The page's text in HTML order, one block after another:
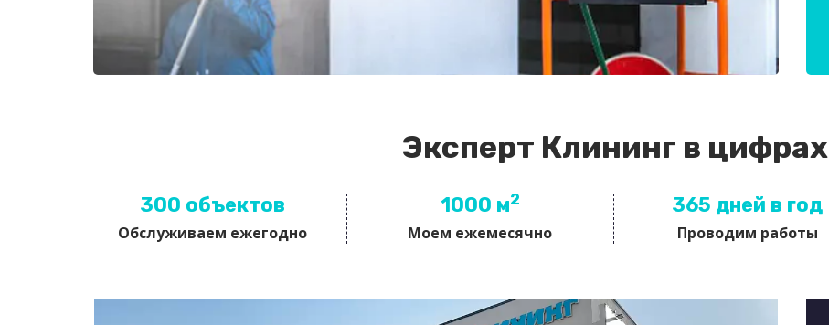
Эксперт Клининг в цифрах
300 объектов
Обслуживаем ежегодно
1000 м2
Моем ежемесячно
365 дней в год
Проводим работы